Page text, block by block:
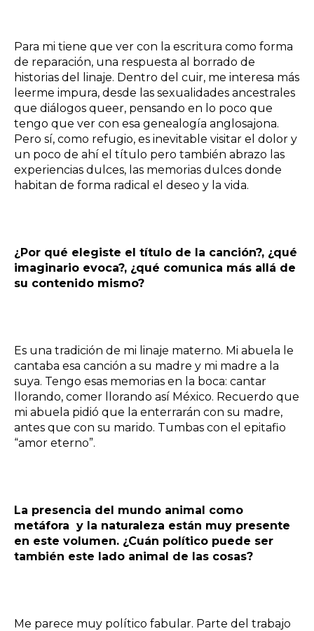
Para mi tiene que ver con la escritura como forma
de reparación, una respuesta al borrado de
historias del linaje. Dentro del cuir, me interesa más
leerme impura, desde las sexualidades ancestrales
que diálogos queer, pensando en lo poco que
tengo que ver con esa genealogía anglosajona.
Pero sí, como refugio, es inevitable visitar el dolor y
un poco de ahí el título pero también abrazo las
experiencias dulces, las memorias dulces donde
habitan de forma radical el deseo y la vida.
¿Por qué elegiste el título de la canción?, ¿qué
imaginario evoca?, ¿qué comunica más allá de
su contenido mismo?
Es una tradición de mi linaje materno. Mi abuela le
cantaba esa canción a su madre y mi madre a la
suya. Tengo esas memorias en la boca: cantar
llorando, comer llorando así México. Recuerdo que
mi abuela pidió que la enterrarán con su madre,
antes que con su marido. Tumbas con el epitafio
“amor eterno”.
La presencia del mundo animal como
metáfora y la naturaleza están muy presente
en este volumen. ¿Cuán político puede ser
también este lado animal de las cosas?
Me parece muy político fabular. Parte del trabajo